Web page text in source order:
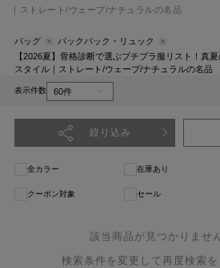
｜ストレート/ウェーブ/ナチュラルの名品
バッグ
バックパック・リュック
【2026夏】骨格診断で選ぶプチプラ服リスト！真
スタイル｜ストレート/ウェーブ/ナチュラルの名品
表示件数
絞り込み
全カラー 在庫あり
クーポン対象 セール
該当商品が見つかりませ
検索条件を変更して再度検索を